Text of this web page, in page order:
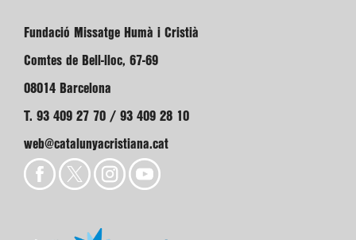
Fundació Missatge Humà i Cristià
Comtes de Bell-lloc, 67-69
08014 Barcelona
T. 93 409 27 70 / 93 409 28 10
web@catalunyacristiana.cat